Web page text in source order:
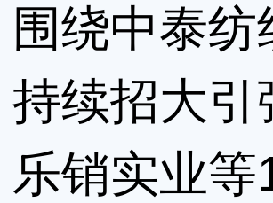
围绕中泰
持续招大
销实业